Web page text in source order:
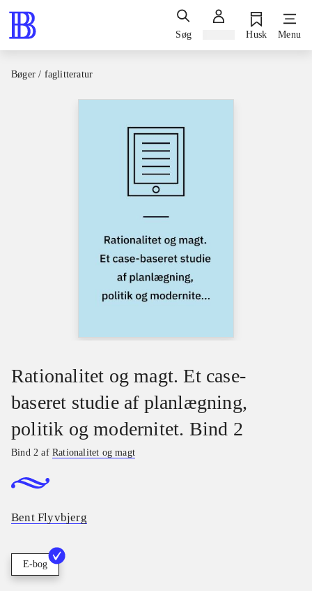
Søg Husk Menu
Bøger / faglitteratur
Rationalitet og magt. Et case-
baseret studie af planlægning,
politik og modernitet. Bind 2
Bind 2 afRationalitet og magt
Bent Flyvbjerg
E-bog